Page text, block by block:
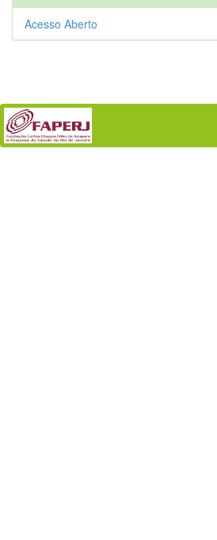
Acesso Aberto